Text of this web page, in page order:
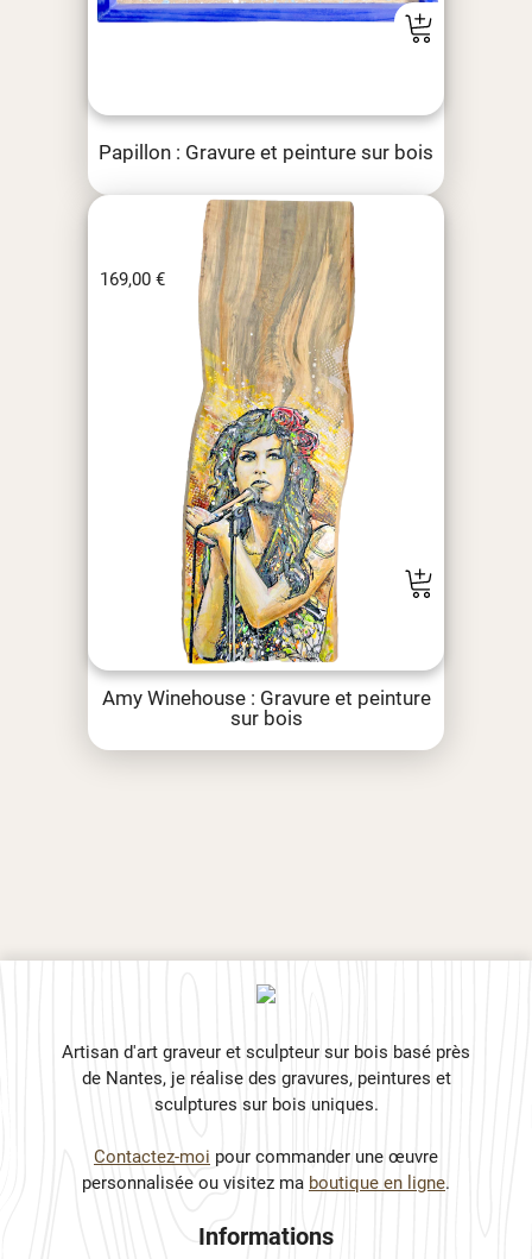
Papillon : Gravure et peinture sur bois
Amy Winehouse : Gravure et peinture
sur bois
169,00 €
Artisan d'art graveur et sculpteur sur bois basé près
de Nantes, je réalise des gravures, peintures et
sculptures sur bois uniques.
Contactez-moi pour commander une œuvre
personnalisée ou visitez ma boutique en ligne.
Informations